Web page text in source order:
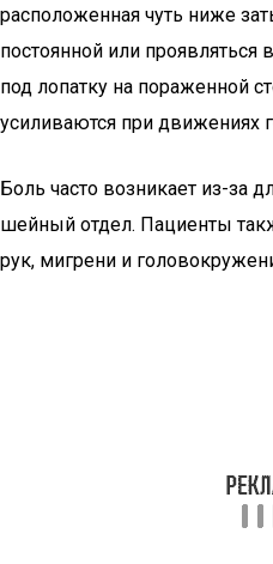
расположенная чуть ниже
постоянной или
под лопатку на пораженной
усиливаются при движениях
Боль часто возникает из-за
шейный отдел. Пациенты
рук, мигрени и